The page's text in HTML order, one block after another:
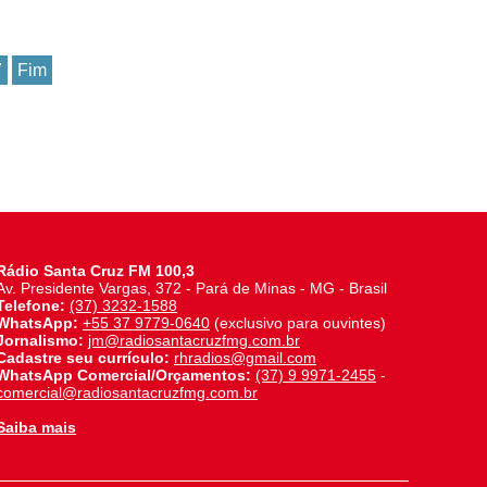
Fim
Santa Cruz FM 100,3
Presidente Vargas, 372 - Pará de Minas - MG - Brasil
(37) 3232-1588
+55 37 9779-0640 (exclusivo para ouvintes)
jm@radiosantacruzfmg.com.br
seu currículo: rhradios@gmail.com
Comercial/Orçamentos: (37) 9 9971-2455 -
mais